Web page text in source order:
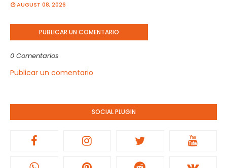
AUGUST 08, 2026
PUBLICAR UN COMENTARIO
0 Comentarios
Publicar un comentario
SOCIAL PLUGIN